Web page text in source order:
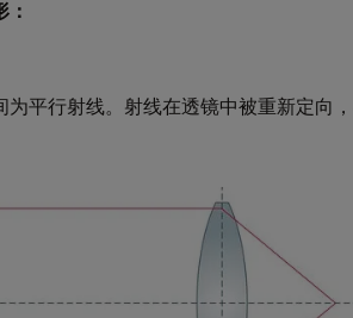
平行射线。射线在透镜中被重新定向